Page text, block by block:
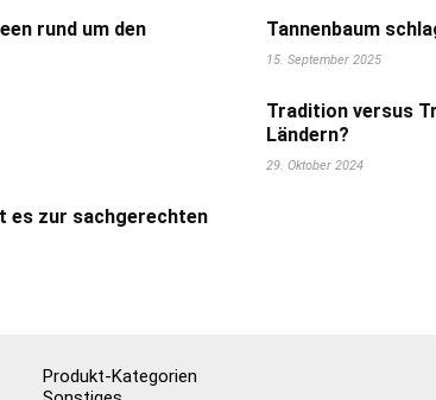
rund um den Tannenbaum
15. September 2025
Tradition versus
Ländern?
29. Oktober 2024
es zur sachgerechten
Produkt-Kategorien